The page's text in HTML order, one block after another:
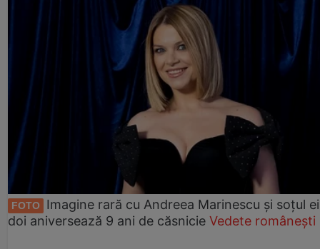
FOTO
Imagine rară cu Andreea Marinescu și soțul
doi aniversează 9 ani de căsnicie Vedete românești